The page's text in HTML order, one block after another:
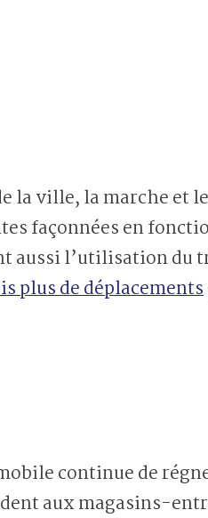
la ville, la marche et
façonnées en
aussi l’utilisation du
plus de déplacements
continue de
aux magasins-